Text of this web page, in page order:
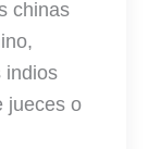
chinas
indios
jueces o